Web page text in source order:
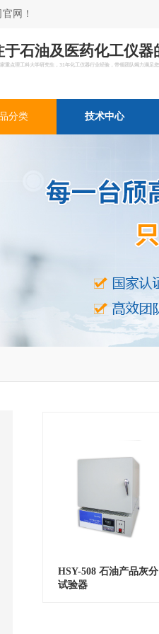
网！
于石油及医药化工仪器
重点理工科大学研究生，31年化工仪器行业经验，带领团队竭力满足
分类 技术中心
HSY-508 石油产品灰分
试验器